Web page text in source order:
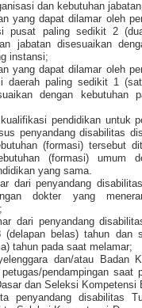
dan kebutuhan
yang dapat dilamar oleh
pusat paling sedikit 2
jabatan disesuaikan
instansi;
yang dapat dilamar oleh
daerah paling sedikit 1
dengan kebutuhan
pendidikan untuk
penyandang disabilitas
(formasi) tersebut
(formasi) umum
yang sama.
dari penyandang
dokter yang
dari penyandang
(delapan belas) tahun dan
tahun pada saat melamar;
dan/atau Badan
pendampingan saat
dan Seleksi Kompetensi
penyandang disabilitas